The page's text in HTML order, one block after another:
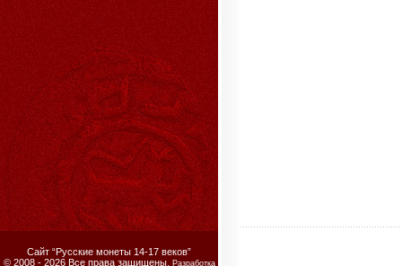
Сайт “Русские монеты 14-17 веков”
© 2008 - 2026 Все права защищены.
Разработка